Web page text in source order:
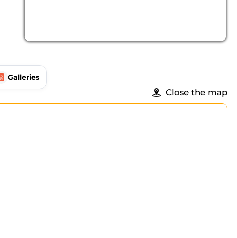
Close the map
Galleries